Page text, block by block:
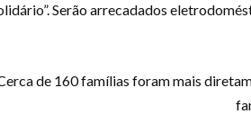
Serão arrecadados
de 160 famílias foram mais